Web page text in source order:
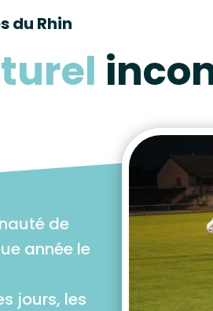
du Rhin
de
année le
jours, les